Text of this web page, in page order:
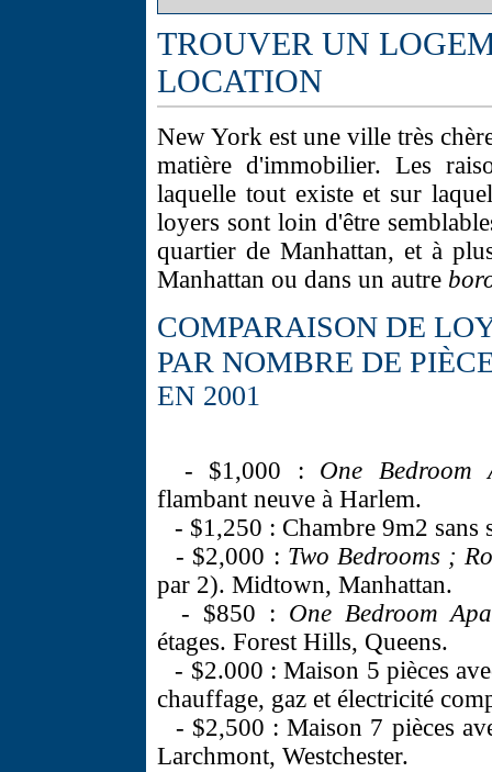
TROUVER UN
LOCATION
New York est une ville très
matière d'immobilier. Les
laquelle tout existe et sur
loyers sont loin d'être
quartier de Manhattan, et à
Manhattan ou dans un autre
COMPARAISON DE
PAR NOMBRE DE
EN 2001
- $1,000 : One Bedroom
flambant neuve à Harlem.
- $1,250 : Chambre 9m2 sans
- $2,000 : Two Bedrooms ;
par 2). Midtown, Manhattan.
- $850 : One Bedroom
étages. Forest Hills, Queens.
- $2.000 : Maison 5 pièces
chauffage, gaz et électricité
- $2,500 : Maison 7 pièces
Larchmont, Westchester.